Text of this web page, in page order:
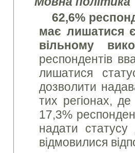
62,6%
має лишатися
вільному
респондентів
лишатися
дозволити
тих регіонах,
17,3%
надати статусу
відмовилися